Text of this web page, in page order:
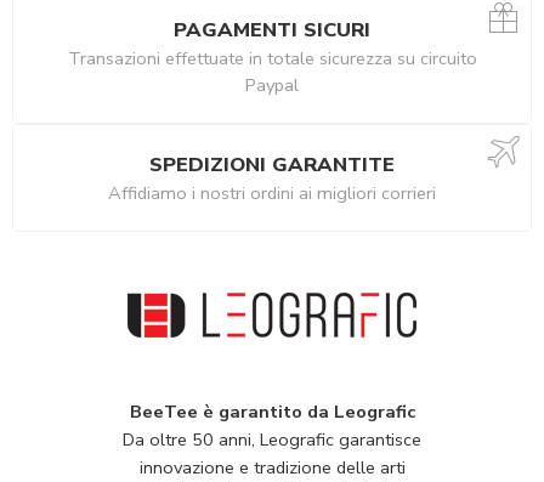
PAGAMENTI SICURI
Transazioni effettuate in totale sicurezza su circuito
Paypal
SPEDIZIONI GARANTITE
Affidiamo i nostri ordini ai migliori corrieri
BeeTee è garantito da Leografic
Da oltre 50 anni, Leografic garantisce
innovazione e tradizione delle arti